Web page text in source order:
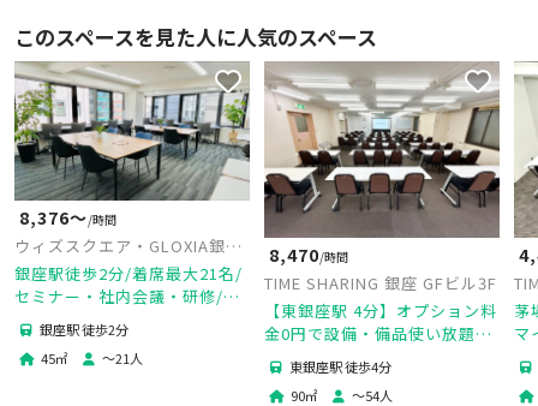
このスペースを見た人に人気のスペース
8,376〜/時間
ウィズスクエア・GLOXIA銀座
店 SpaceA
銀座駅徒歩2分/着席最大21名/
セミナー・社内会議・研修/ネ
スプレッソ(コーヒー)参加者全
員一杯サービス/安心のスタッ
フ有人
銀座駅 徒歩2分
45㎡ 〜21 人
8,470/時間
TIME SHARING 銀座 GFビル3F
【東銀座駅 4分】オプション料
金0円で設備・備品使い放題♪
便利な駅近♥
東銀座駅 徒歩4分
90㎡ 〜54人
ル
茅
マ